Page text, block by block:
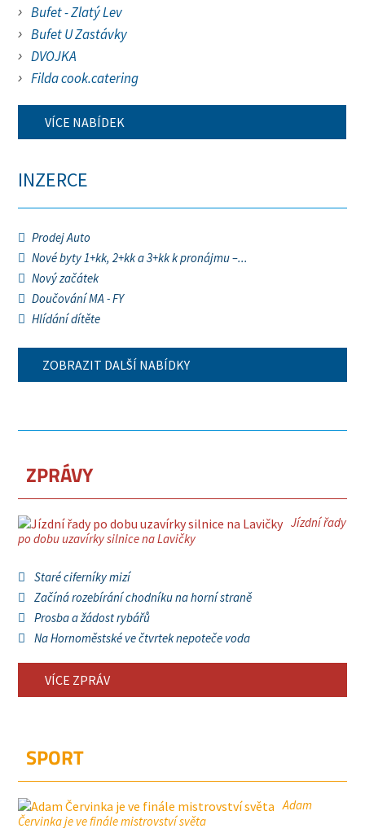
Bufet - Zlatý Lev
Bufet U Zastávky
DVOJKA
Filda cook.catering
VÍCE NABÍDEK
INZERCE
Prodej Auto
Nové byty 1+kk, 2+kk a 3+kk k pronájmu –...
Nový začátek
Doučování MA - FY
Hlídání dítěte
ZOBRAZIT DALŠÍ NABÍDKY
ZPRÁVY
Jízdní řady
po dobu uzavírky silnice na Lavičky
Staré ciferníky mizí
Začíná rozebírání chodníku na horní straně
Prosba a žádost rybářů
Na Hornoměstské ve čtvrtek nepoteče voda
VÍCE ZPRÁV
SPORT
Adam
Červinka je ve finále mistrovství světa